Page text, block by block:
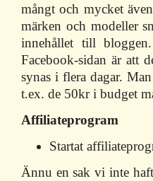
mångt och mycket
märken och modeller
innehållet till
Facebook-sidan är att
synas i flera dagar.
t.ex. de 50kr i budget
Affiliateprogram
Startat
Ännu en sak vi inte